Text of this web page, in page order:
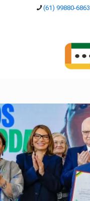
(61) 99880-6863